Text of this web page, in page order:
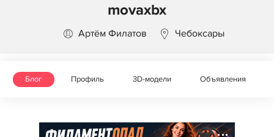
movaxbx
Артём Филатов Чебоксары
Блог Профиль 3D-модели Объявления